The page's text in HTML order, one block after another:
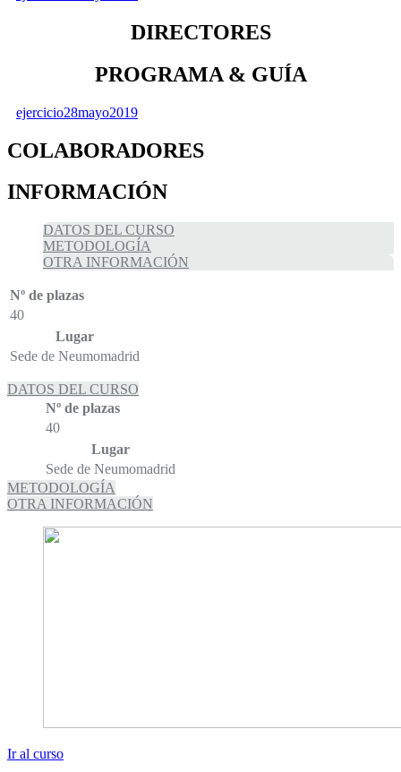
DIRECTORES
PROGRAMA & GUÍA
ejercicio28mayo2019
COLABORADORES
INFORMACIÓN
DATOS DEL CURSO
METODOLOGÍA
OTRA INFORMACIÓN
Nº de plazas
40
Lugar
Sede de Neumomadrid
DATOS DEL CURSO
Nº de plazas
40
Lugar
Sede de Neumomadrid
METODOLOGÍA
OTRA INFORMACIÓN
Ir al curso